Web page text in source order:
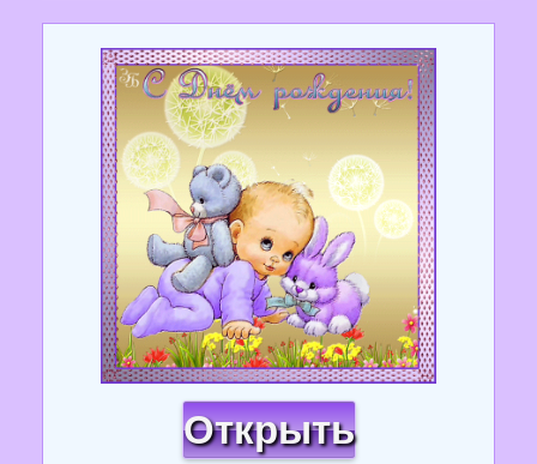
Открыть